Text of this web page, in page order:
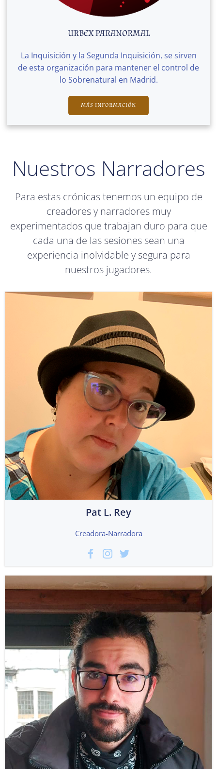
URBEX PARANORMAL
La Inquisición y la Segunda Inquisición, se sirven
de esta organización para mantener el control de
lo Sobrenatural en Madrid.
MÁS INFORMACIÓN
Nuestros Narradores
Para estas crónicas tenemos un equipo de
creadores y narradores muy
experimentados que trabajan duro para que
cada una de las sesiones sean una
experiencia inolvidable y segura para
nuestros jugadores.
Pat L. Rey
Creadora-Narradora